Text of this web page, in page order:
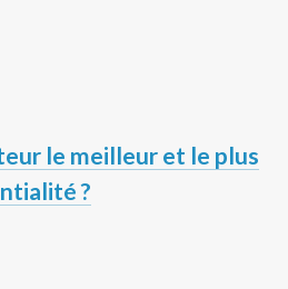
le meilleur et le plus
?